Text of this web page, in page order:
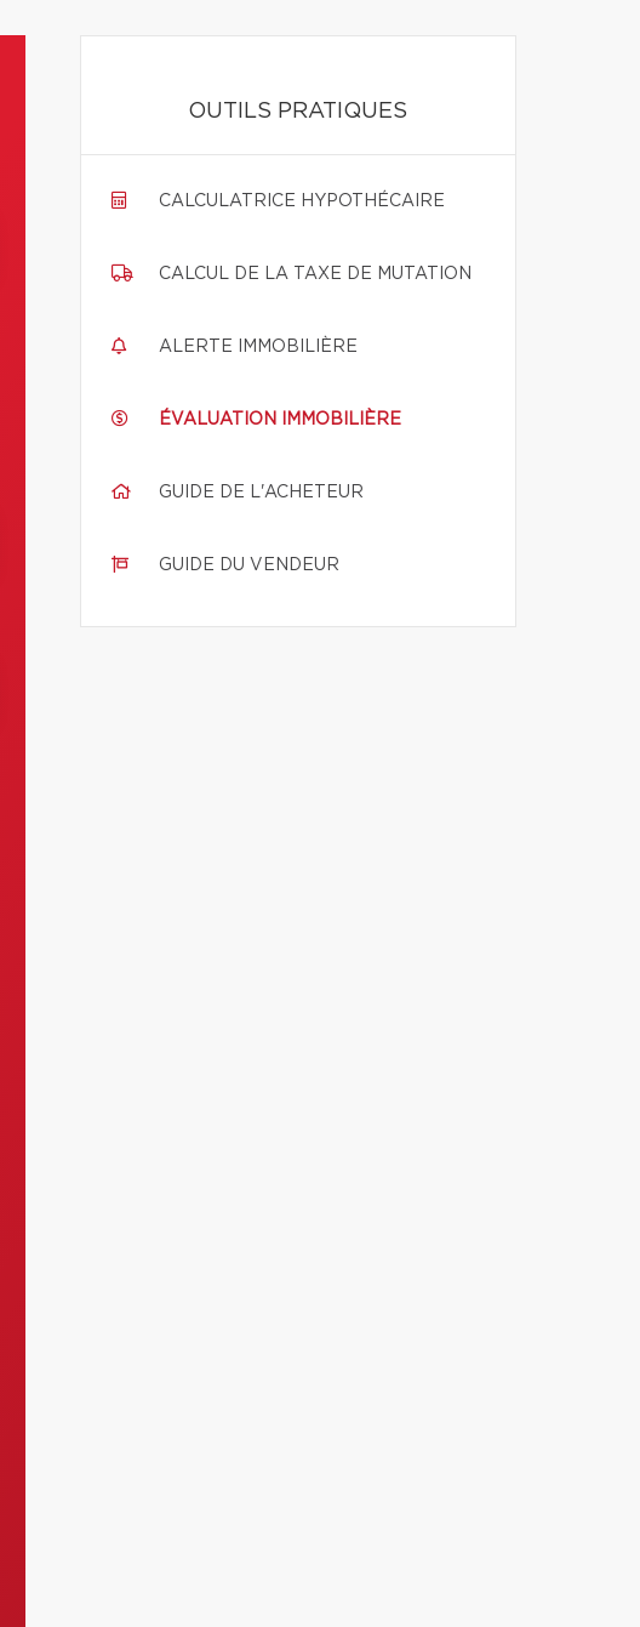
OUTILS PRATIQUES
CALCULATRICE HYPOTHÉCAIRE
CALCUL DE LA TAXE DE MUTATION
ALERTE IMMOBILIÈRE
ÉVALUATION IMMOBILIÈRE
GUIDE DE L'ACHETEUR
GUIDE DU VENDEUR